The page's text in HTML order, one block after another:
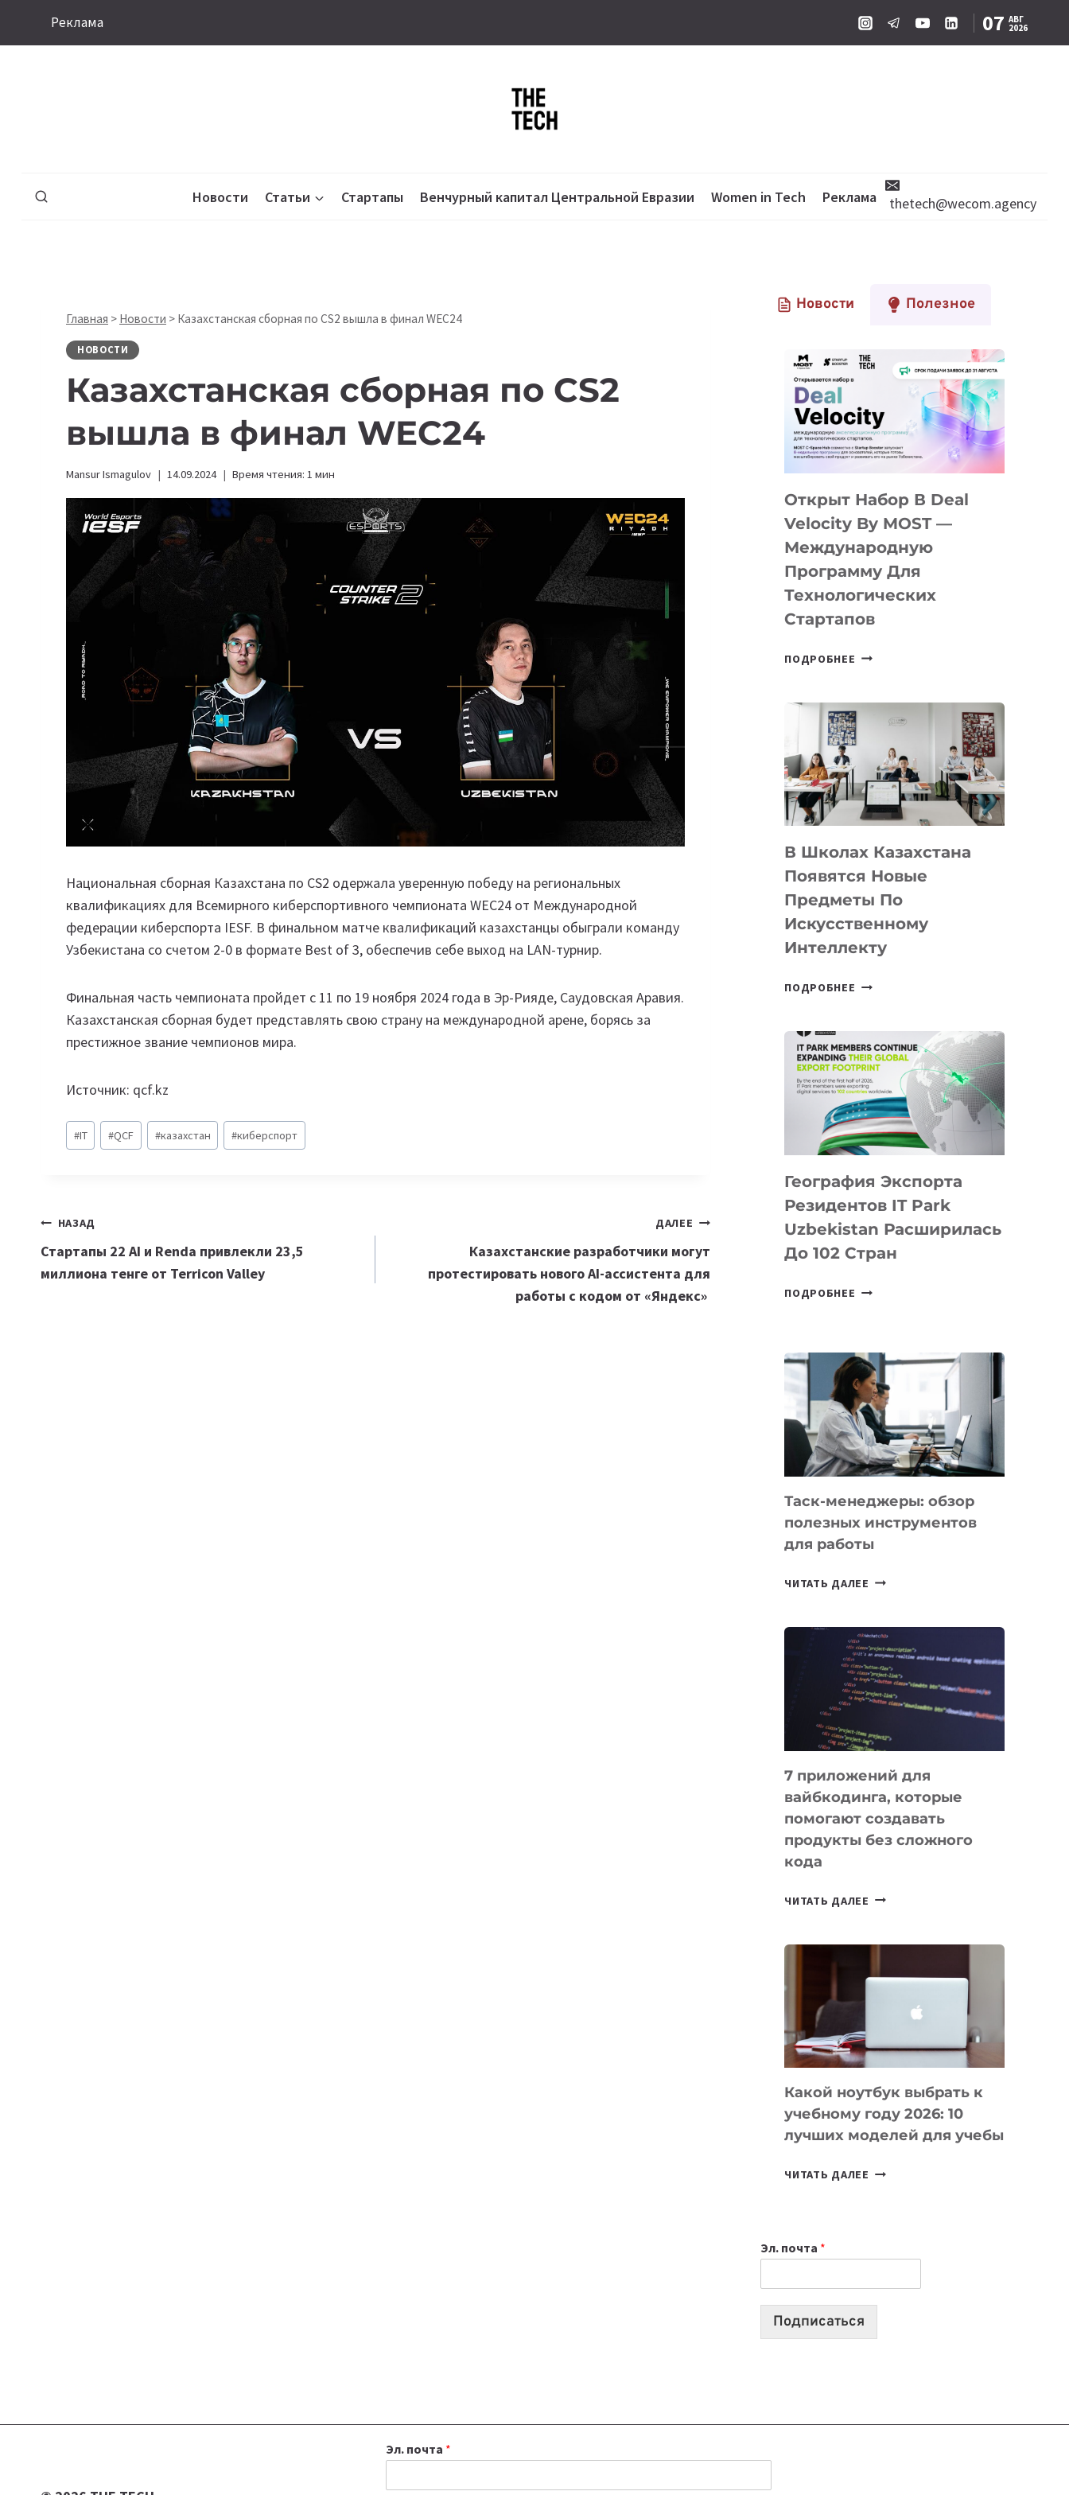
Реклама 07 АВГ
2026
Новости Статьи Стартапы Венчурный капитал Центральной Евразии Women in Tech Реклама thetech@wecom.agency
Главная > Новости > Казахстанская сборная по CS2 вышла в финал WEC24
НОВОСТИ
Казахстанская сборная по CS2
вышла в финал WEC24
Mansur Ismagulov 14.09.2024 Время чтения: 1 мин
Национальная сборная Казахстана по CS2 одержала уверенную победу на региональных
квалификациях для Всемирного киберспортивного чемпионата WEC24 от Международной
федерации киберспорта IESF. В финальном матче квалификаций казахстанцы обыграли команду
Узбекистана со счетом 2-0 в формате Best of 3, обеспечив себе выход на LAN-турнир.
Финальная часть чемпионата пройдет с 11 по 19 ноября 2024 года в Эр-Рияде, Саудовская Аравия.
Казахстанская сборная будет представлять свою страну на международной арене, борясь за
престижное звание чемпионов мира.
Источник: qcf.kz
Метки
записи:
#IT #QCF #казахстан #киберспорт
Навигация
по
НАЗАД
Стартапы 22 AI и Renda привлекли 23,5
миллиона тенге от Terricon Valley
ДАЛЕЕ
Казахстанские разработчики могут
протестировать нового AI-ассистента для
работы с кодом от «Яндекс»
Новости Полезное
Открыт Набор В Deal
Velocity By MOST —
Международную
Программу Для
Технологических
Стартапов
ПОДРОБНЕЕ ОТКРЫТ
DEAL
VELOCITY
MOST
—
МЕЖДУНАРОДНУЮ
ДЛЯ
ТЕХНОЛОГИЧЕСКИХ
СТАРТАПОВ
В Школах Казахстана
Появятся Новые
Предметы По
Искусственному
Интеллекту
ПОДРОБНЕЕ
ПОЯВЯТСЯ
НОВЫЕ
ПРЕДМЕТЫ
ПО
ИСКУССТВЕННОМУ
ИНТЕЛЛЕКТУ
География Экспорта
Резидентов IT Park
Uzbekistan Расширилась
До 102 Стран
ПОДРОБНЕЕ ГЕОГРАФИЯ
PARK
UZBEKISTAN
РАСШИРИЛАСЬ
ДО
102
СТРАН
Таск-менеджеры: обзор
полезных инструментов
для работы
ЧИТАТЬ ДАЛЕЕ ТАСК-
ПОЛЕЗНЫХ
ИНСТРУМЕНТОВ
ДЛЯ
РАБОТЫ
7 приложений для
вайбкодинга, которые
помогают создавать
продукты без сложного
кода
ЧИТАТЬ ДАЛЕЕ
КОТОРЫЕ
СОЗДАВАТЬ
БЕЗ
КОДА
Какой ноутбук выбрать к
учебному году 2026: 10
лучших моделей для учебы
ЧИТАТЬ ДАЛЕЕ КАКОЙ
2026:
10
Эл. почта *
Подписаться
Эл. почта *